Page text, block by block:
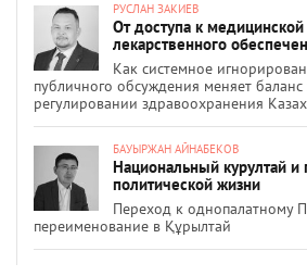
РУСЛАН ЗАКИЕВ
От доступа к
лекарственного
Как системное
публичного обсуждения меняет баланс
регулировании здравоохранения
БАУЫРЖАН АЙНАБЕКОВ
Национальный курултай и
политической жизни
Переход к однопалатному
переименование в Құрылтай